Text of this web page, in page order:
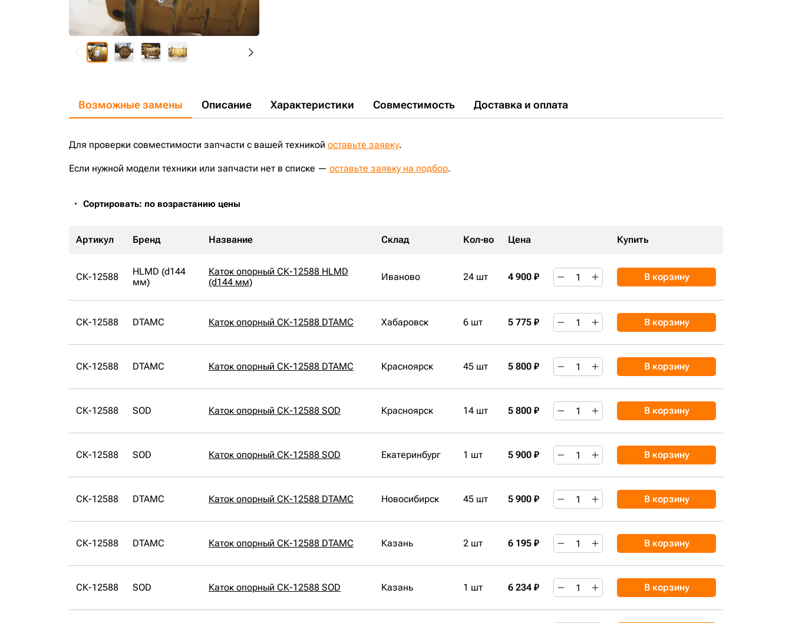
Возможные замены Описание Характеристики Совместимость Доставка и оплата
Для проверки совместимости запчасти с вашей техникой оставьте заявку.
Если нужной модели техники или запчасти нет в списке — оставьте заявку на подбор.
Сортировать: по возрастанию цены
Артикул Бренд Название Склад Кол-во Цена Купить
СК-12588
HLMD (d144
мм)
Каток опорный СК-12588 HLMD
(d144 мм)
Иваново 24 шт 4 900 ₽ В корзину
СК-12588 DTAMC Каток опорный СК-12588 DTAMC Хабаровск 6 шт 5 775 ₽ В корзину
СК-12588 DTAMC Каток опорный СК-12588 DTAMC Красноярск 45 шт 5 800 ₽ В корзину
СК-12588 SOD Каток опорный СК-12588 SOD Красноярск 14 шт 5 800 ₽ В корзину
СК-12588 SOD Каток опорный СК-12588 SOD Екатеринбург 1 шт 5 900 ₽ В корзину
СК-12588 DTAMC Каток опорный СК-12588 DTAMC Новосибирск 45 шт 5 900 ₽ В корзину
СК-12588 DTAMC Каток опорный СК-12588 DTAMC Казань 2 шт 6 195 ₽ В корзину
СК-12588 SOD Каток опорный СК-12588 SOD Казань 1 шт 6 234 ₽ В корзину